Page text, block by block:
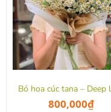
Bó hoa cúc tana – Deep
800,000₫